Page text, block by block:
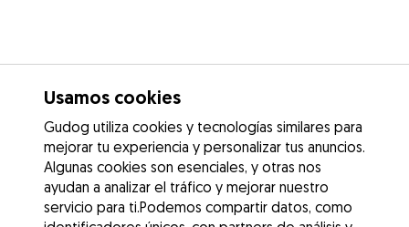
Usamos cookies
Gudog utiliza cookies y tecnologías similares para
mejorar tu experiencia y personalizar tus anuncios.
Algunas cookies son esenciales, y otras nos
ayudan a analizar el tráfico y mejorar nuestro
servicio para ti.Podemos compartir datos, como